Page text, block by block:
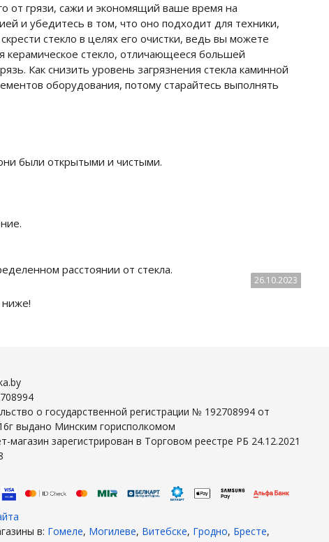
26.10.2023
от грязи, сажи и экономящий ваше время на
и убедитесь в том, что оно подходит для техники,
стекло в целях его очистки, ведь вы можете
керамическое стекло, отличающееся большей
Как снизить уровень загрязнения стекла каминной
оборудования, потому старайтесь выполнять
были открытыми и чистыми.
расстоянии от стекла.
ниже!
о государственной регистрации № 192708994 от
выдано Минским горисполкомом
магазин зарегистрирован в Торговом реестре РБ 24.12.2021
в: Гомеле, Могилеве, Витебске, Гродно, Бресте,